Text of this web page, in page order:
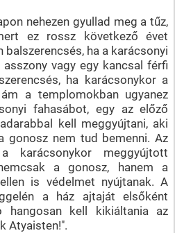
nehezen gyullad meg a tűz,
ez rossz következő évet
ha a karácsonyi
vagy egy kancsal férfi
ha karácsonykor a
a templomokban ugyanez
fahasábot, egy az előző
kell meggyújtani, aki
gonosz nem tud bemenni. Az
karácsonykor meggyújtott
a gonosz, hanem a
is védelmet nyújtanak. A
a ház ajtaját elsőként
hangosan kell kikiáltania az
Atyaisten!".